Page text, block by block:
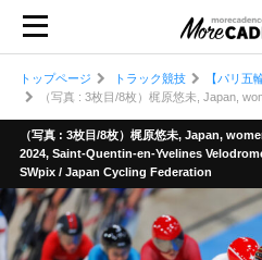
トップページ トラック競技
【パリ五
（写真 : 3枚目/8枚）梶原悠未, Japan,
（写真 : 3枚目/8枚）梶原悠未, Japan,
2024, Saint-Quentin-en-Yvelines
SWpix / Japan Cycling Federation